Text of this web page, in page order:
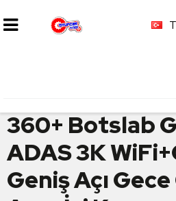
360+ Botslab
ADAS 3K
Geniş Açı